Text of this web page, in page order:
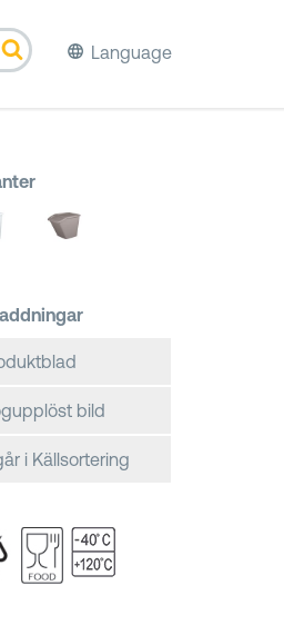
Language
bild
i Källsortering